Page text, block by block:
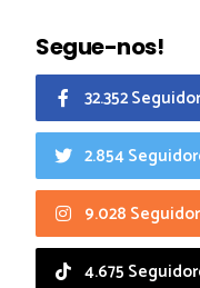
Segue-nos!
32.352
2.854
9.028
4.675